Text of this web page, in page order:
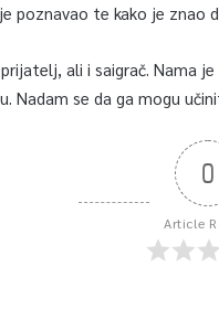
poznavao te kako je znao
ali i saigrač. Nama
Nadam se da ga mogu
0
Article